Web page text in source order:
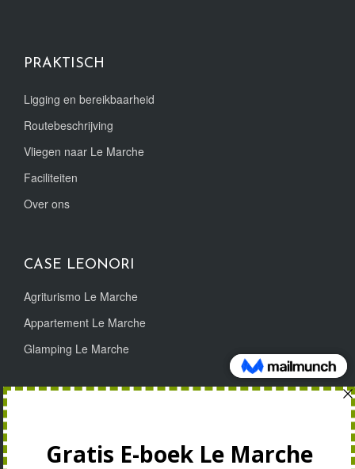
PRAKTISCH
Ligging en bereikbaarheid
Routebeschrijving
Vliegen naar Le Marche
Faciliteiten
Over ons
CASE LEONORI
Agriturismo Le Marche
Appartement Le Marche
Glamping Le Marche
Aanmelden nieuwsbrief